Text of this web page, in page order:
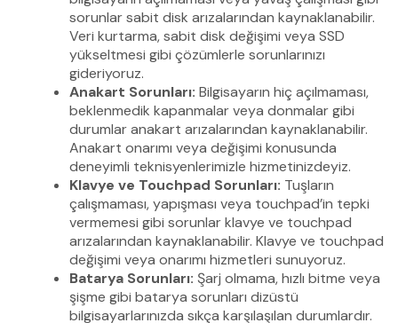
sorunlar sabit disk arızalarından kaynaklanabilir.
Veri kurtarma, sabit disk değişimi veya SSD
yükseltmesi gibi çözümlerle sorunlarınızı
gideriyoruz.
Anakart Sorunları: Bilgisayarın hiç açılmaması,
beklenmedik kapanmalar veya donmalar gibi
durumlar anakart arızalarından kaynaklanabilir.
Anakart onarımı veya değişimi konusunda
deneyimli teknisyenlerimizle hizmetinizdeyiz.
Klavye ve Touchpad Sorunları: Tuşların
çalışmaması, yapışması veya touchpad’in tepki
vermemesi gibi sorunlar klavye ve touchpad
arızalarından kaynaklanabilir. Klavye ve touchpad
değişimi veya onarımı hizmetleri sunuyoruz.
Batarya Sorunları: Şarj olmama, hızlı bitme veya
şişme gibi batarya sorunları dizüstü
bilgisayarlarınızda sıkça karşılaşılan durumlardır.